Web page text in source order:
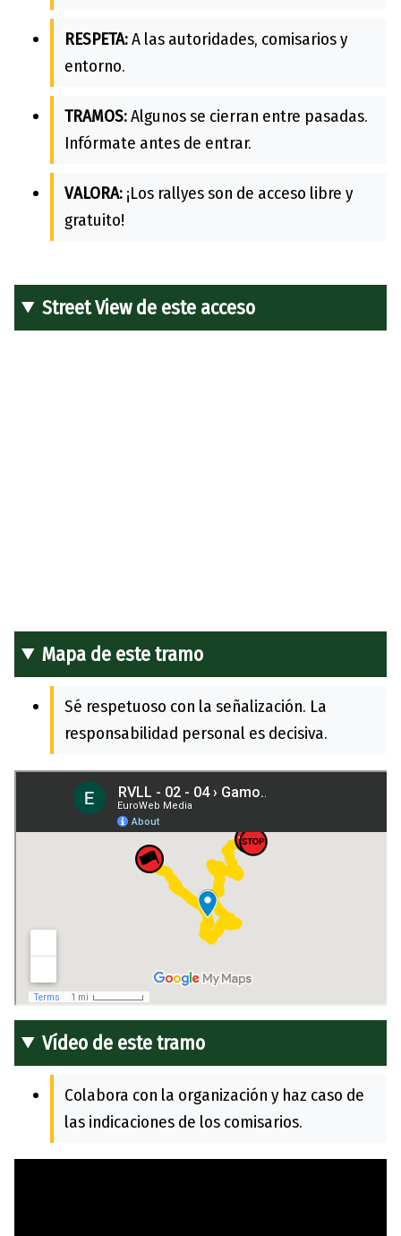
RESPETA:A las autoridades, comisarios y
entorno.
TRAMOS:Algunos se cierran entre pasadas.
Infórmate antes de entrar.
VALORA: ¡Los rallyes son de acceso libre y
gratuito!
Street View de este acceso
Mapa de este tramo
Sé respetuoso con la señalización. La
responsabilidad personal es decisiva.
Vídeo de este tramo
Colabora con la organización y haz caso de
las indicaciones de los comisarios.